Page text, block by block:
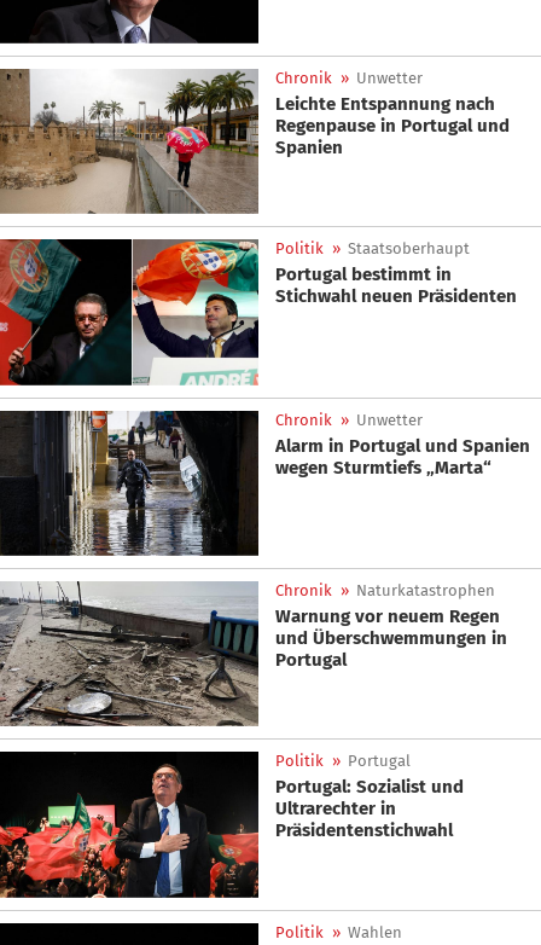
Chronik » Unwetter
Leichte Entspannung nach
Regenpause in Portugal und
Spanien
Politik » Staatsoberhaupt
Portugal bestimmt in
Stichwahl neuen Präsidenten
Chronik » Unwetter
Alarm in Portugal und Spanien
wegen Sturmtiefs „Marta“
Chronik » Naturkatastrophen
Warnung vor neuem Regen
und Überschwemmungen in
Portugal
Politik » Portugal
Portugal: Sozialist und
Ultrarechter in
Präsidentenstichwahl
Politik » Wahlen